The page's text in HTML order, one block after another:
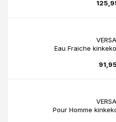
Eau Fraiche
Pour Homme